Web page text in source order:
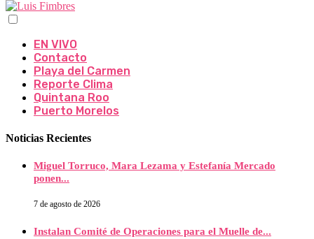
EN VIVO
Contacto
Playa del Carmen
Reporte Clima
Quintana Roo
Puerto Morelos
Noticias Recientes
Miguel Torruco, Mara Lezama y Estefanía Mercado
ponen...
7 de agosto de 2026
Instalan Comité de Operaciones para el Muelle de...